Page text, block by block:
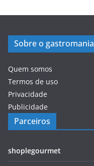
Sobre o gastromania
Quem somos
Termos de uso
Privacidade
Publicidade
Parceiros
shoplegourmet